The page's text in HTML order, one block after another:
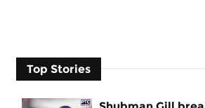
Top Stories